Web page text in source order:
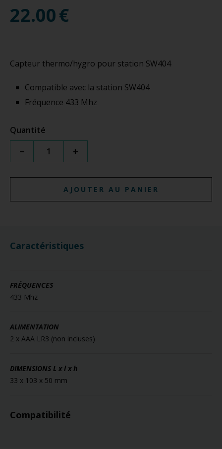
22.00€
Capteur thermo/hygro pour station SW404
Compatible avec la station SW404
Fréquence 433 Mhz
Quantité
− +
AJOUTER AU PANIER
Caractéristiques
FRÉQUENCES
433 Mhz
ALIMENTATION
2 x AAA LR3 (non incluses)
DIMENSIONS L x l x h
33 x 103 x 50 mm
Compatibilité